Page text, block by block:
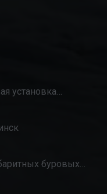
установка…
буровых…